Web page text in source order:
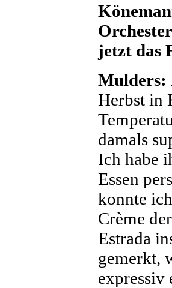
jetzt das
Mulders:
Herbst in
damals
Ich habe
Essen
konnte
Crème
Estrada
gemerkt,
expressiv